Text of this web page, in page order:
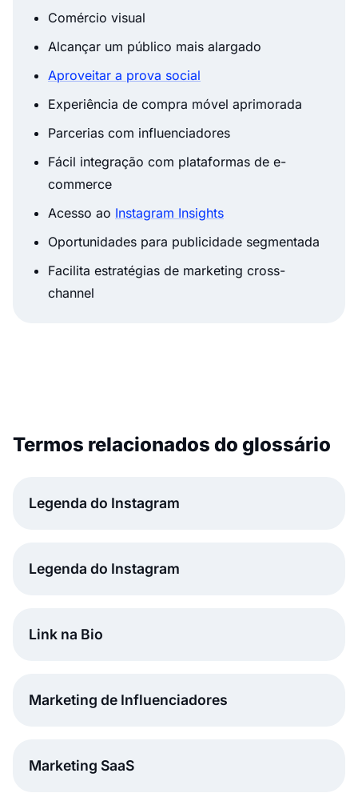
Comércio visual
Alcançar um público mais alargado
Aproveitar a prova social
Experiência de compra móvel aprimorada
Parcerias com influenciadores
Fácil integração com plataformas de e-
commerce
Acesso ao Instagram Insights
Oportunidades para publicidade segmentada
Facilita estratégias de marketing cross-
channel
Termos relacionados do glossário
Legenda do Instagram
Legenda do Instagram
Link na Bio
Marketing de Influenciadores
Marketing SaaS